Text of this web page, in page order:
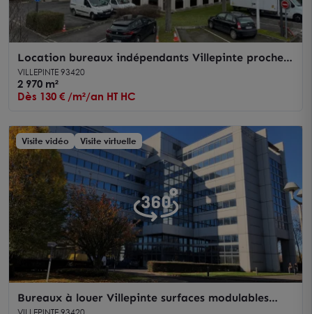
Location bureaux indépendants Villepinte proche
RER B Parc des Expositions
VILLEPINTE 93420
2 970 m²
Dès 130 € /m²/an HT HC
Visite vidéo Visite virtuelle
Bureaux à louer Villepinte surfaces modulables
accès immédiat RER B